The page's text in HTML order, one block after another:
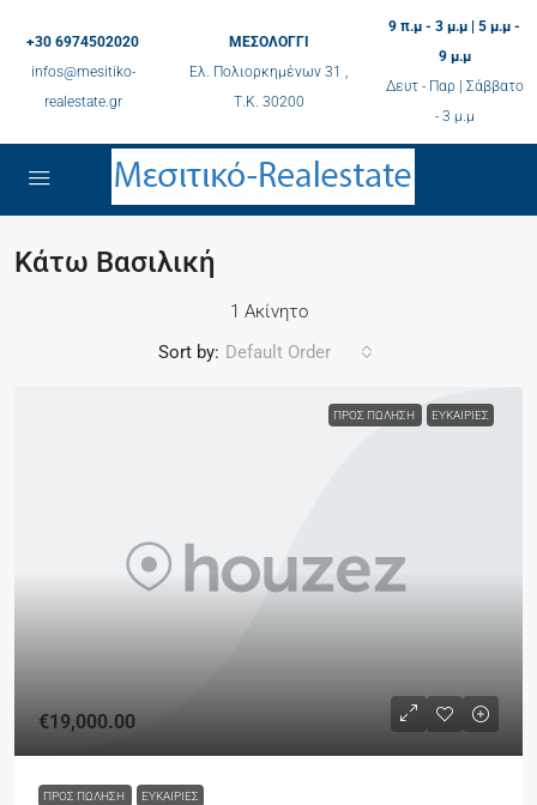
+30 6974502020
infos@mesitiko-
realestate.gr
ΜΕΣΟΛΟΓΓΙ
Ελ. Πολιορκημένων 31 ,
Τ.K. 30200
9 π.μ - 3 μ.μ | 5 μ.μ -
9 μ.μ
Δευτ - Παρ | Σάββατο
- 3 μ.μ
Κάτω Βασιλική
1 Ακίνητο
Sort by: Default Order
ΠΡΟΣ ΠΏΛΗΣΗ ΕΥΚΑΙΡΊΕΣ
€19,000.00
ΠΡΟΣ ΠΏΛΗΣΗ ΕΥΚΑΙΡΊΕΣ